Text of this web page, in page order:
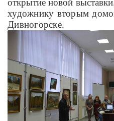
открытие новой
художнику вторым
Дивногорске.